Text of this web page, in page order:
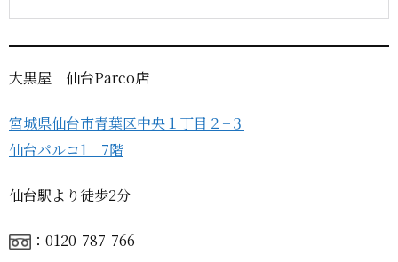
大黒屋 仙台Parco店
宮城県仙台市青葉区中央１丁目２−３
仙台パルコ1 7階
仙台駅より徒歩2分
：0120-787-766